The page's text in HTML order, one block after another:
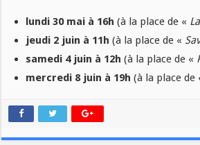
lundi 30 mai à 16h (à la place de «
jeudi 2 juin à 11h (à la place de «
samedi 4 juin à 12h (à la place de «
mercredi 8 juin à 19h (à la place de